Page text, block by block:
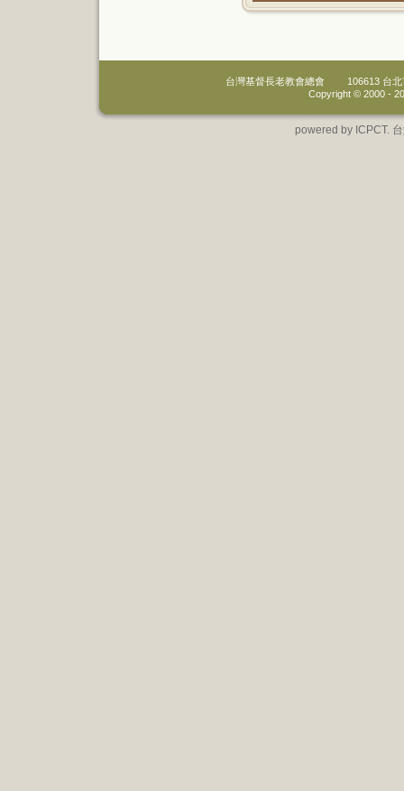
台灣基督長老教會總會
106613 台
Copyright © 2000 -
powered by ICPCT.